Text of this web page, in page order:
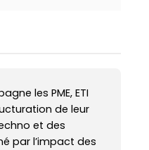
les PME, ETI
de leur
et des
par l’impact des